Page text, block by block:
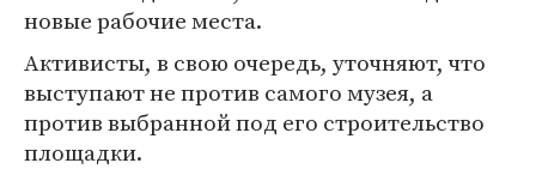
новые рабочие места.
Активисты, в свою очередь, уточняют, что
выступают не против самого музея, а
против выбранной под его строительство
площадки.